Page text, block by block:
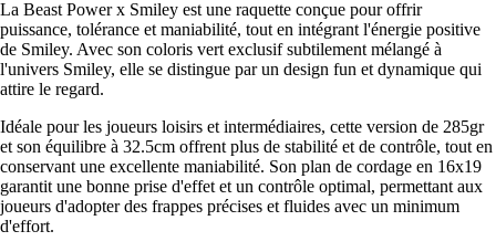
La Beast Power x Smiley est une raquette conçue pour offrir
puissance, tolérance et maniabilité, tout en intégrant l'énergie positive
de Smiley. Avec son coloris vert exclusif subtilement mélangé à
l'univers Smiley, elle se distingue par un design fun et dynamique qui
attire le regard.
Idéale pour les joueurs loisirs et intermédiaires, cette version de 285gr
et son équilibre à 32.5cm offrent plus de stabilité et de contrôle, tout en
conservant une excellente maniabilité. Son plan de cordage en 16x19
garantit une bonne prise d'effet et un contrôle optimal, permettant aux
joueurs d'adopter des frappes précises et fluides avec un minimum
d'effort.